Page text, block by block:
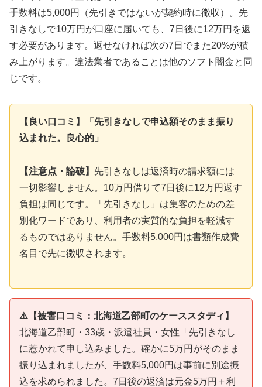
手数料は5,000円（先引きではないが契約時に徴収）。先
引きなしで10万円が口座に届いても、7日後に12万円を返
す必要があります。返せなければ次の7日でまた20%が積
み上がります。違法業者であることは他のソフト闇金と同
じです。
【良い口コミ】「先引きなしで申込額そのまま振り
込まれた。良心的」
【注意点・論破】 先引きなしは返済時の請求額には
一切影響しません。10万円借りて7日後に12万円返す
負担は同じです。「先引きなし」は集客のための差
別化ワードであり、利用者の実質的な負担を軽減す
るものではありません。手数料5,000円は書類作成費
名目で先に徴収されます。
⚠️【被害口コミ：北海道乙部町のケーススタディ】
北海道乙部町・33歳・派遣社員・女性「先引きなし
に惹かれて申し込みました。確かに5万円がそのまま
振り込まれましたが、手数料5,000円は事前に別途振
込を求められました。7日後の返済は元金5万円＋利